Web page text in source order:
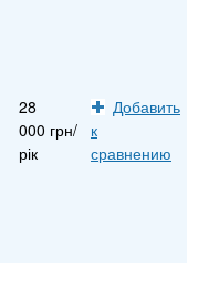
28
000 грн/
рік
Добавить
к
сравнению